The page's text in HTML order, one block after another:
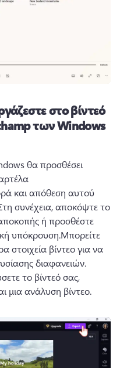
στο βίντεό
των Windows
θα προσθέσει
και απόθεση αυτού
συνέχεια, αποκόψτε το
ή προσθέστε
υπόκρουση.Μπορείτε
στοιχεία βίντεο για να
το βίντεό σας,
μια ανάλυση βίντεο.